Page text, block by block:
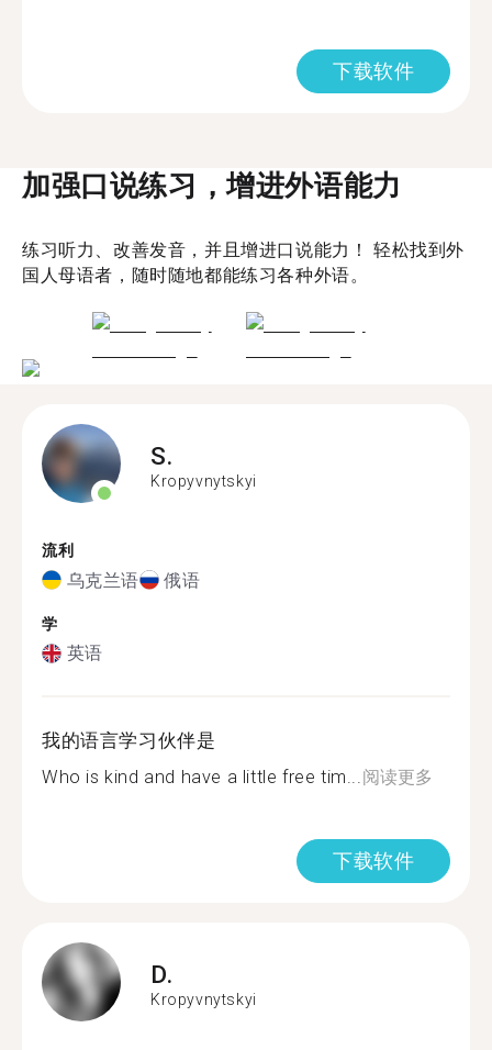
下载软件
加强口说练习，增进外语能力
练习听力、改善发音，并且增进口说能力！ 轻松找到外
国人母语者，随时随地都能练习各种外语。
S.
Kropyvnytskyi
流利
乌克兰语 俄语
学
英语
我的语言学习伙伴是
Who is kind and have a little free tim...阅读更多
下载软件
D.
Kropyvnytskyi